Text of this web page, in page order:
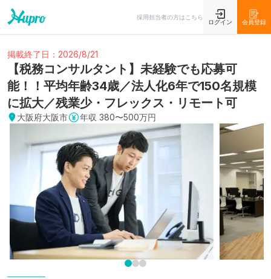
採用担当者の方はこちら
ログイン 会員登録
掲載終了日：2026/8/21
【税務コンサルタント】未経験でも応募可
能！！平均年齢34歳／法人化6年で150名規模
に拡大／残業少・フレックス・リモート可
大阪府大阪市 年収 380〜500万円